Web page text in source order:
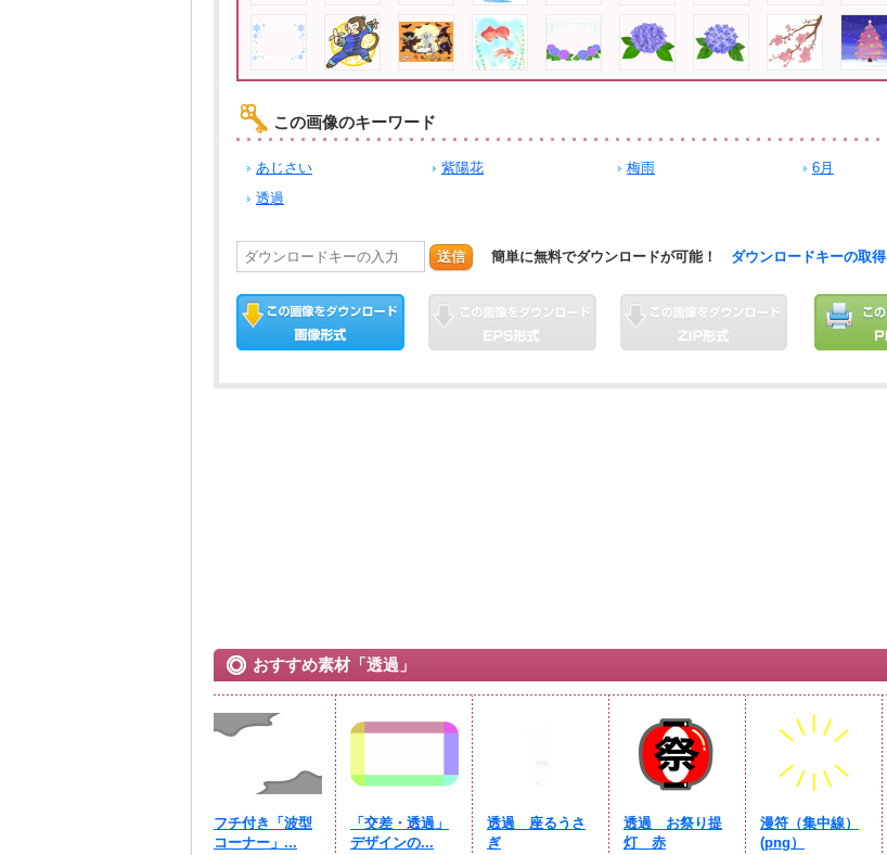
この画像のキーワード
あじさい 紫陽花 梅雨
6月
透過
送信 簡単に無料でダウンロードが可能！ ダウンロードキーの取得
おすすめ素材「透過」
フチ付き「波型
コーナー」...
「交差・透過」
デザインの...
透過 座るうさ
ぎ
透過 お祭り提
灯 赤
漫符（集中線）
(png）